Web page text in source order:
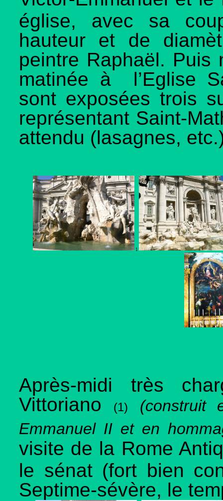
église, avec sa
hauteur et de
peintre Raphaël.
matinée à l’Eglise
sont exposées trois
représentant Saint-
attendu (lasagnes,
1
Après-midi très
Vittoriano
(1) (construit
Emmanuel II et en
visite de la Rome
le sénat (fort bien
Septime-sévère, le